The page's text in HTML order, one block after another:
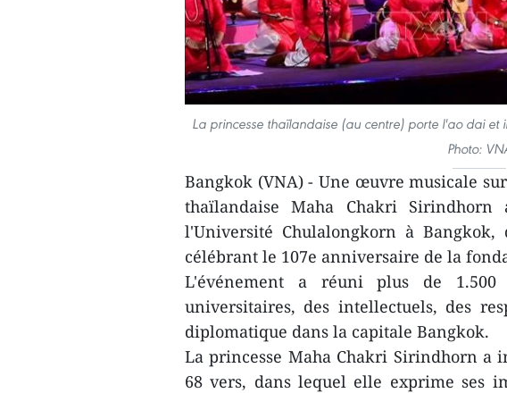
La princesse thaïlandaise (au centre) porte l'ao dai
Photo:
Bangkok (VNA) - Une œuvre musicale
thaïlandaise Maha Chakri
l'Université Chulalongkorn à
célébrant le 107e anniversaire de la
L'événement a réuni plus de 1.500
universitaires, des intellectuels, des
diplomatique dans la capitale Bangkok.
La princesse Maha Chakri Sirindhorn a
68 vers, dans lequel elle exprime ses